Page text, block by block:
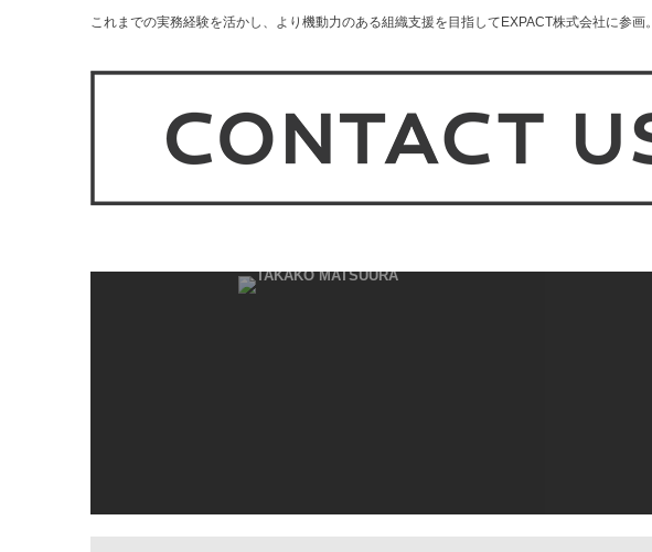
これまでの実務経験を活かし、より機動力のある組織支援を目指してEXPACT株式会社に参画。